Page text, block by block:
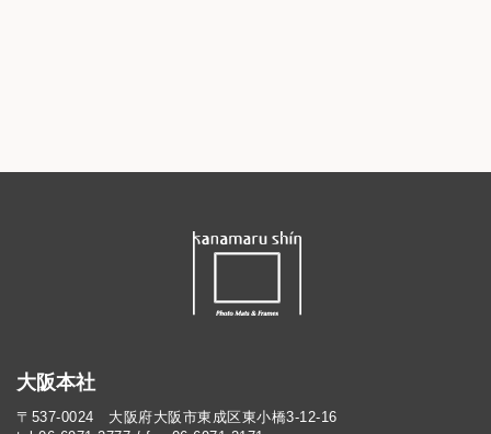
大阪本社
〒537-0024 大阪府大阪市東成区東小橋3-12-16